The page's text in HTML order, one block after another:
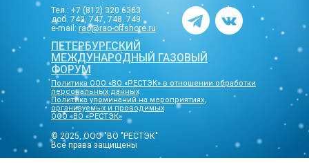
Тел.: +7 (812) 320 6363
доб. 743, 747, 748, 749
e-mail: rao@rao-offshore.ru
ПЕТЕРБУРГСКИЙ
МЕЖДУНАРОДНЫЙ ГАЗОВЫЙ
ФОРУМ
© 2025, ООО "ВО "РЕСТЭК"
Все права защищены
Политика ООО «ВО «РЕСТЭК» в отношении обработки
персональных данных
Политика упоминаний на мероприятиях,
организуемых и проводимых
ООО «ВО «РЕСТЭК»